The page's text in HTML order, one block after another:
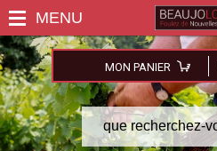
MON PANIER